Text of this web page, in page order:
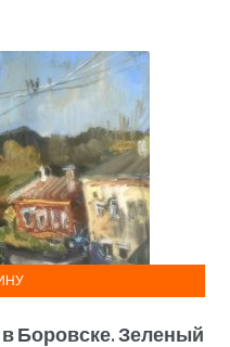
Боровске. Зеленый